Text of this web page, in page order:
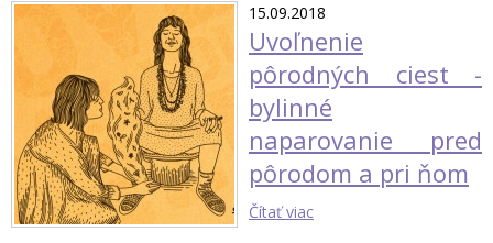
15.09.2018
Uvoľnenie
pôrodných ciest -
bylinné
naparovanie pred
pôrodom a pri ňom
Čítať viac